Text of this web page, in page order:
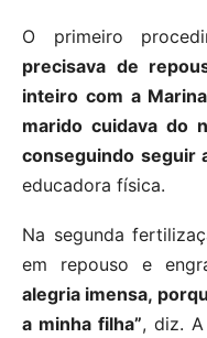
O primeiro
precisava de
inteiro com a
marido cuidava do
conseguindo seguir
educadora física.
Na segunda
em repouso e
alegria imensa,
a minha filha”, diz.